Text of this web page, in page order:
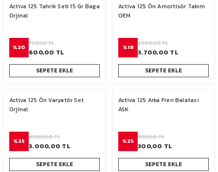
Activa 125 Tahrik Seti 15 Gr Baga
Orjinal
%20
750,00 TL
600,00 TL
SEPETE EKLE
Activa 125 Ön Amortisör Takım
OEM
%18
4.500,00 TL
3.700,00 TL
SEPETE EKLE
Activa 125 Ön Varyatör Set
Orjinal
%25
4.000,00 TL
3.000,00 TL
SEPETE EKLE
Activa 125 Arka Fren Balatası
ASK
%25
400,00 TL
300,00 TL
SEPETE EKLE